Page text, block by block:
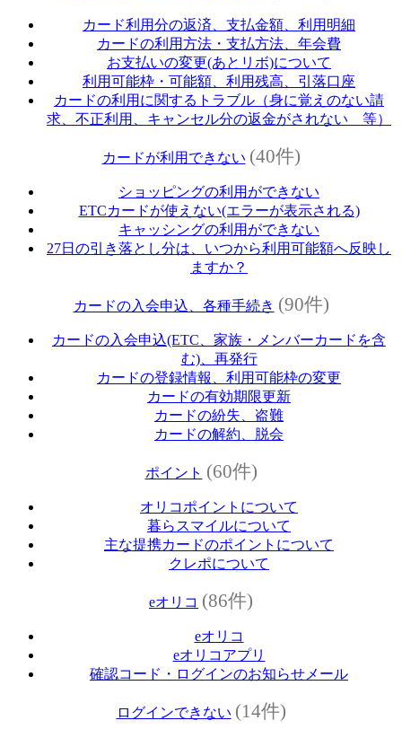
カード利用分の返済、支払金額、利用明細
カードの利用方法・支払方法、年会費
お支払いの変更(あとリボ)について
利用可能枠・可能額、利用残高、引落口座
カードの利用に関するトラブル（身に覚えのない請
求、不正利用、キャンセル分の返金がされない 等）
カードが利用できない (40件)
ショッピングの利用ができない
ETCカードが使えない(エラーが表示される)
キャッシングの利用ができない
27日の引き落とし分は、いつから利用可能額へ反映し
ますか？
カードの入会申込、各種手続き (90件)
カードの入会申込(ETC、家族・メンバーカードを含
む)、再発行
カードの登録情報、利用可能枠の変更
カードの有効期限更新
カードの紛失、盗難
カードの解約、脱会
ポイント (60件)
オリコポイントについて
暮らスマイルについて
主な提携カードのポイントについて
クレポについて
eオリコ (86件)
eオリコ
eオリコアプリ
確認コード・ログインのお知らせメール
ログインできない (14件)